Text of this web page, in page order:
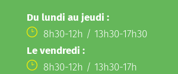
Du lundi au jeudi :
8h30-12h / 13h30-17h30
Le vendredi :
8h30-12h / 13h30-17h